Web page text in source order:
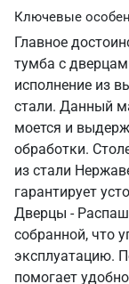
Ключевые
Главное
тумба с
исполнение из
стали. Данный
моется и
обработки.
из стали
гарантирует
Дверцы -
собранной, что
эксплуатацию.
помогает